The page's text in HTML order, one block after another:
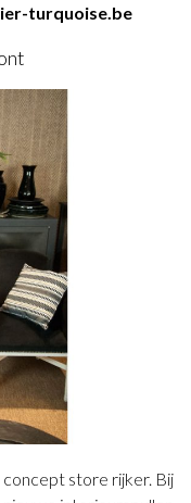
turquoise.be
store rijker. Bij